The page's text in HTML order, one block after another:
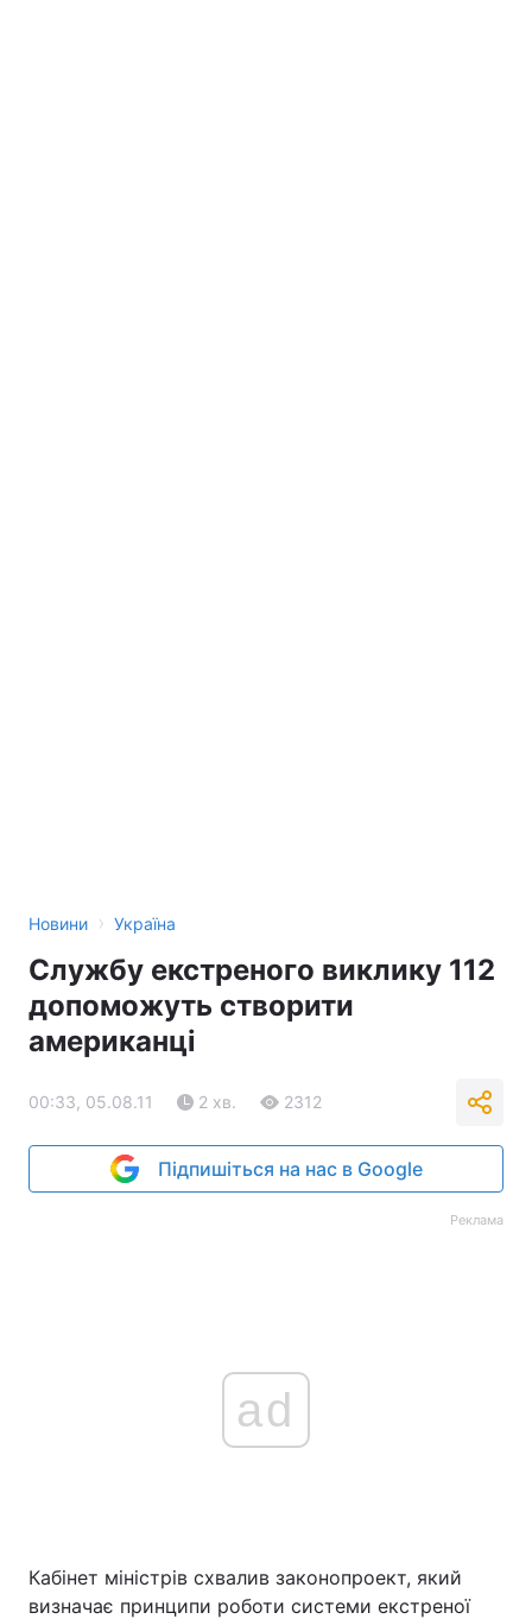
Новини › Україна
Службу екстреного виклику 112
допоможуть створити
американці
00:33, 05.08.11 2 хв. 2312
Підпишіться на нас в Google
Реклама
ad
Кабінет міністрів схвалив законопроект, який
визначає принципи роботи системи екстреної